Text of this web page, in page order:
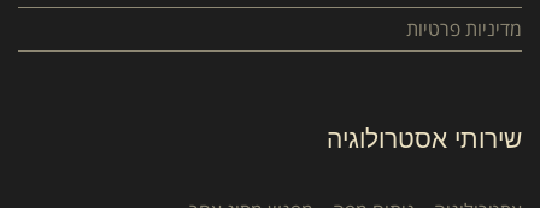
מדיניות פרטיות
שירותי אסטרולוגיה